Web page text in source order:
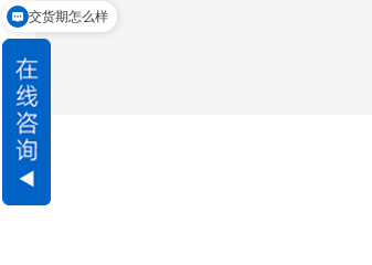
交货期怎么样